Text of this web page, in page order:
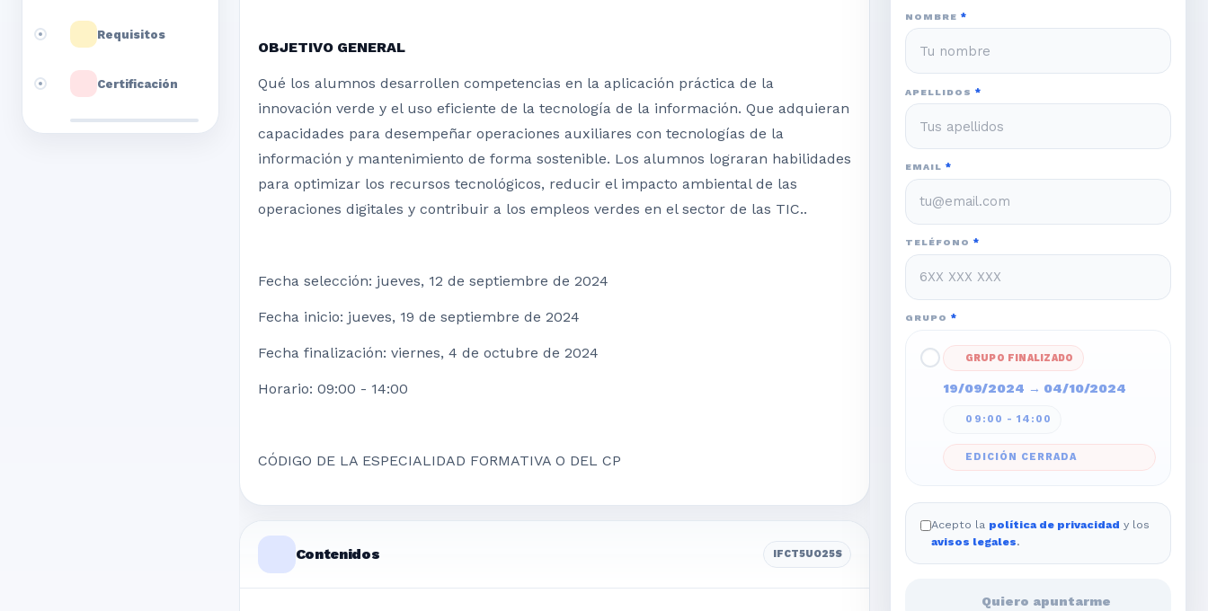
Requisitos
Certificación
OBJETIVO GENERAL
Qué los alumnos desarrollen competencias en la aplicación práctica de la
innovación verde y el uso eficiente de la tecnología de la información. Que adquieran
capacidades para desempeñar operaciones auxiliares con tecnologías de la
información y mantenimiento de forma sostenible. Los alumnos lograran habilidades
para optimizar los recursos tecnológicos, reducir el impacto ambiental de las
operaciones digitales y contribuir a los empleos verdes en el sector de las TIC..
Fecha selección: jueves, 12 de septiembre de 2024
Fecha inicio: jueves, 19 de septiembre de 2024
Fecha finalización: viernes, 4 de octubre de 2024
Horario: 09:00 - 14:00
CÓDIGO DE LA ESPECIALIDAD FORMATIVA O DEL CP
Contenidos IFCT5UO25S
NOMBRE*
APELLIDOS*
EMAIL*
TELÉFONO*
GRUPO*
GRUPO FINALIZADO
19/09/2024 → 04/10/2024
09:00 - 14:00
EDICIÓN CERRADA
Acepto la política de privacidad y los
avisos legales.
Quiero apuntarme